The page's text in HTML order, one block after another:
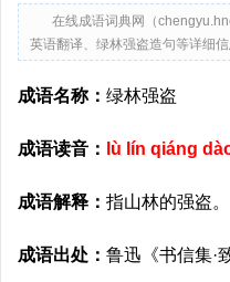
在线成语词典网（
英语翻译、绿林强盗造句等详细
成语名称： 绿林强盗
成语读音： lù lín qiáng
成语解释： 指山林的强盗。
成语出处： 鲁迅《书信集·